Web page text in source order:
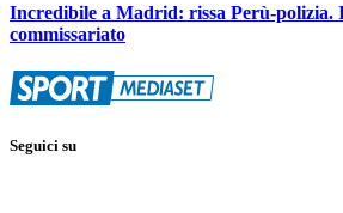
Incredibile a Madrid: rissa Perù-polizia.
commissariato
Seguici su